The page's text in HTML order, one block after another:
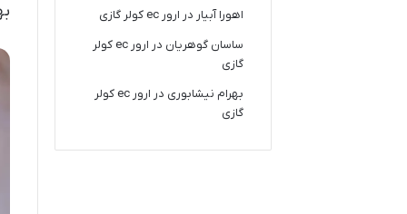
اهورا آبیار در ارور ec کولر گازی
ساسان گوهریان در
ارور ec کولر
گازی
بهرام نیشابوری در
ارور ec کولر
گازی